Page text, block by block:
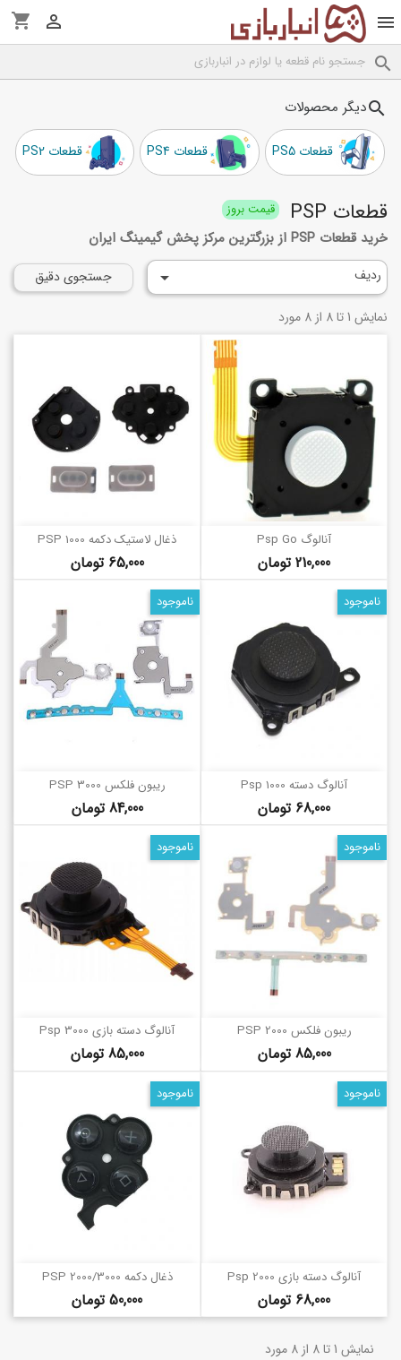

shopping_cart


searchدیگر محصولات
قطعات PS5 قطعات PS4 قطعات PS2
قطعات PSP قیمت بروز
خرید قطعات PSP از بزرگترین مرکز پخش گیمینگ ایران
ردیف  جستجوی دقیق
نمایش 1 تا 8 از 8 مورد
آنالوگ Psp Go
قیمت210,000 تومان
ذغال لاستیک دکمه PSP 1000
قیمت 65,000 تومان
آنالوگ دسته Psp 1000
قیمت 68,000 تومان
ناموجود
ریبون فلکس PSP 3000
قیمت84,000 تومان
ناموجود
ریبون فلکس PSP 2000
قیمت85,000 تومان
ناموجود
آنالوگ دسته بازی Psp 3000
قیمت85,000 تومان
ناموجود
آنالوگ دسته بازی Psp 2000
قیمت 68,000 تومان
ناموجود
ذغال دکمه PSP 2000/3000
قیمت50,000 تومان
ناموجود
نمایش 1 تا 8 از 8 مورد